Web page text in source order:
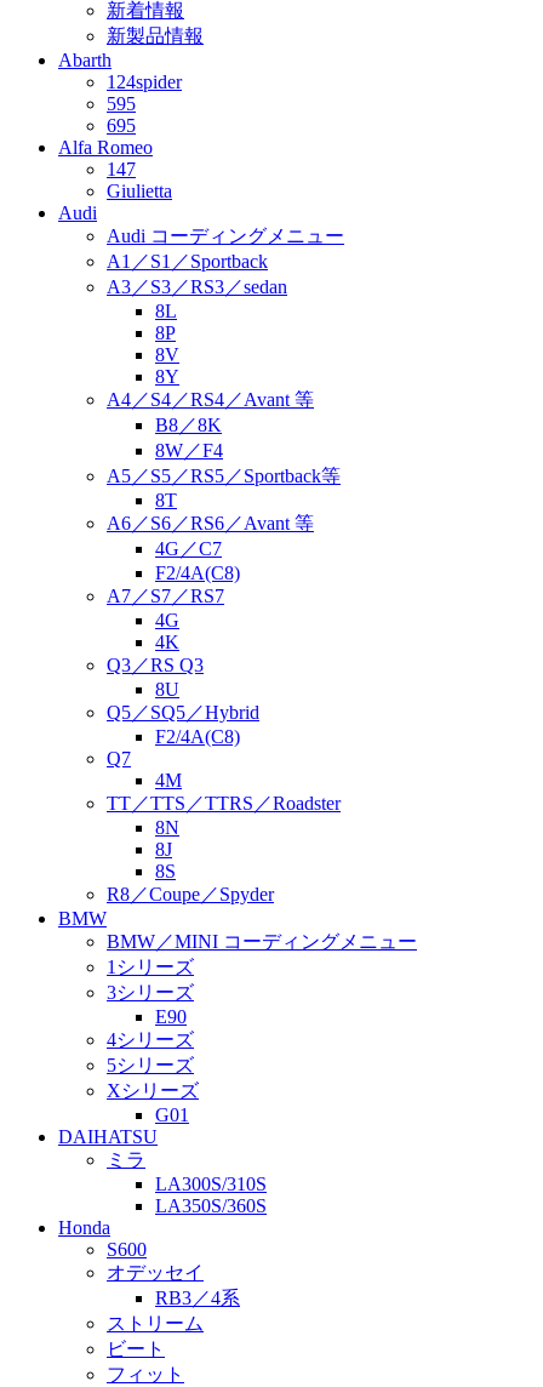
新着情報
新製品情報
Abarth
124spider
595
695
Alfa Romeo
147
Giulietta
Audi
Audi コーディングメニュー
A1／S1／Sportback
A3／S3／RS3／sedan
8L
8P
8V
8Y
A4／S4／RS4／Avant 等
B8／8K
8W／F4
A5／S5／RS5／Sportback等
8T
A6／S6／RS6／Avant 等
4G／C7
F2/4A(C8)
A7／S7／RS7
4G
4K
Q3／RS Q3
8U
Q5／SQ5／Hybrid
F2/4A(C8)
Q7
4M
TT／TTS／TTRS／Roadster
8N
8J
8S
R8／Coupe／Spyder
BMW
BMW／MINI コーディングメニュー
1シリーズ
3シリーズ
E90
4シリーズ
5シリーズ
Xシリーズ
G01
DAIHATSU
ミラ
LA300S/310S
LA350S/360S
Honda
S600
オデッセイ
RB3／4系
ストリーム
ビート
フィット